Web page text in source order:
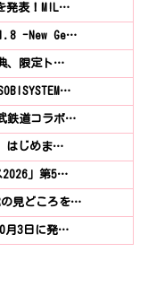
発表！M!L…
-New Ge…
、限定ト…
鉄道コラボ…
はじめま…
2026」第5…
の見どころを…
月3日に発…